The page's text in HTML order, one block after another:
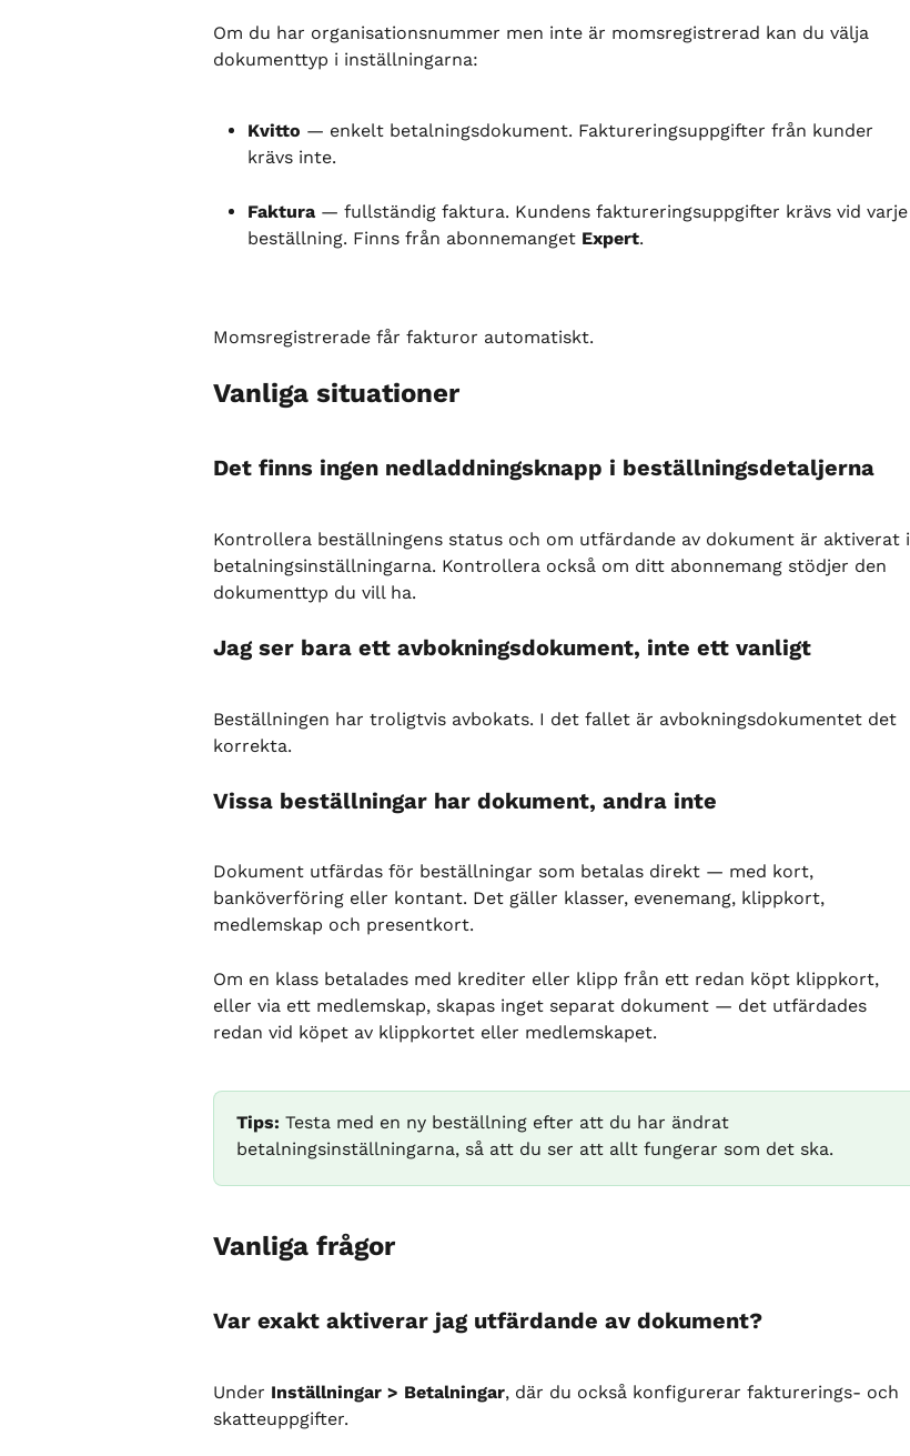
Om du har organisationsnummer men inte är momsregistrerad kan du välja
dokumenttyp i inställningarna:
Kvitto — enkelt betalningsdokument. Faktureringsuppgifter från kunder
krävs inte.
Faktura — fullständig faktura. Kundens faktureringsuppgifter krävs vid varje
beställning. Finns från abonnemanget Expert.
Momsregistrerade får fakturor automatiskt.
Vanliga situationer
Det finns ingen nedladdningsknapp i beställningsdetaljerna
Kontrollera beställningens status och om utfärdande av dokument är aktiverat i
betalningsinställningarna. Kontrollera också om ditt abonnemang stödjer den
dokumenttyp du vill ha.
Jag ser bara ett avbokningsdokument, inte ett vanligt
Beställningen har troligtvis avbokats. I det fallet är avbokningsdokumentet det
korrekta.
Vissa beställningar har dokument, andra inte
Dokument utfärdas för beställningar som betalas direkt — med kort,
banköverföring eller kontant. Det gäller klasser, evenemang, klippkort,
medlemskap och presentkort.
Om en klass betalades med krediter eller klipp från ett redan köpt klippkort,
eller via ett medlemskap, skapas inget separat dokument — det utfärdades
redan vid köpet av klippkortet eller medlemskapet.
Tips: Testa med en ny beställning efter att du har ändrat
betalningsinställningarna, så att du ser att allt fungerar som det ska.
Vanliga frågor
Var exakt aktiverar jag utfärdande av dokument?
Under Inställningar > Betalningar, där du också konfigurerar fakturerings- och
skatteuppgifter.